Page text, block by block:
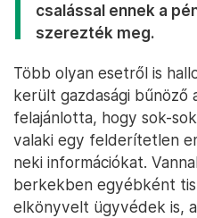
csalással ennek a
szerezték meg.
Több olyan esetről is
került gazdasági bűnöző
felajánlotta, hogy sok-
valaki egy felderítetlen
neki információkat.
berkekben egyébként
elkönyvelt ügyvédek is,